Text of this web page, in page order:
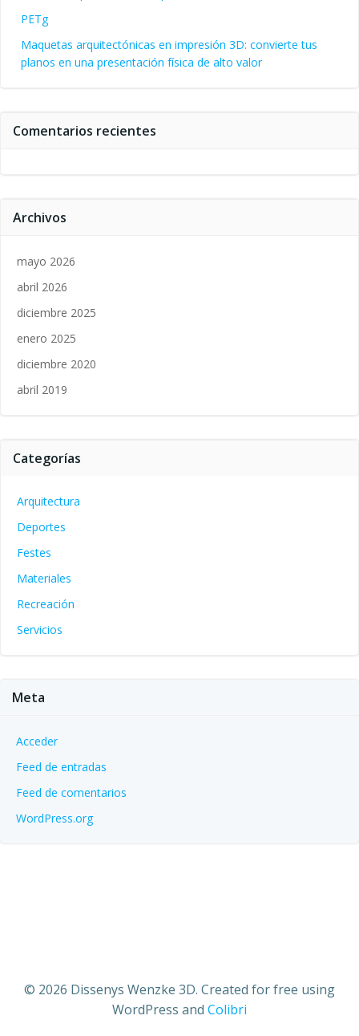
PETg
Maquetas arquitectónicas en impresión 3D: convierte tus
planos en una presentación física de alto valor
Comentarios recientes
Archivos
mayo 2026
abril 2026
diciembre 2025
enero 2025
diciembre 2020
abril 2019
Categorías
Arquitectura
Deportes
Festes
Materiales
Recreación
Servicios
Meta
Acceder
Feed de entradas
Feed de comentarios
WordPress.org
© 2026 Dissenys Wenzke 3D. Created for free using
WordPress and Colibri